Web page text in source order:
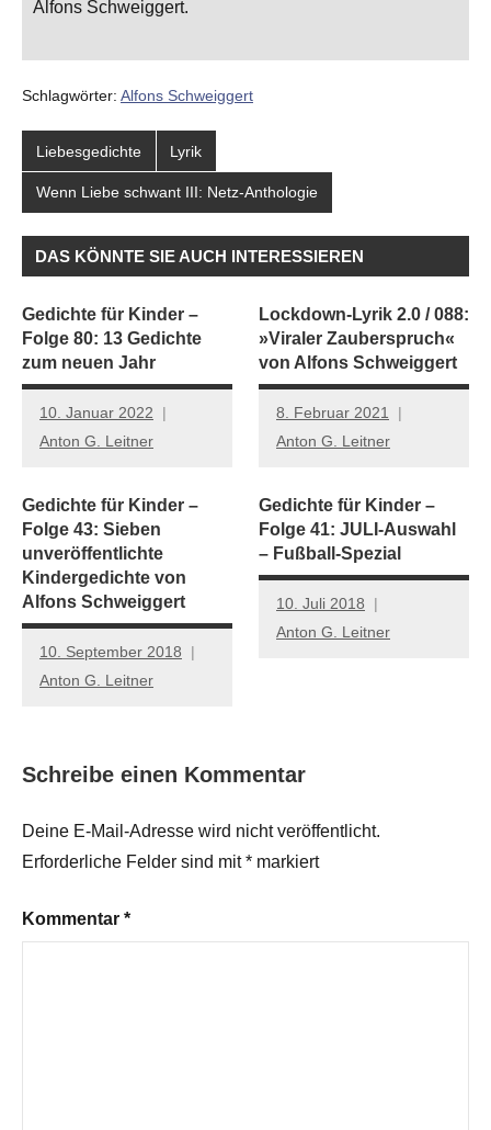
Alfons Schweiggert.
Schlagwörter: Alfons Schweiggert
Liebesgedichte Lyrik
Wenn Liebe schwant III: Netz-Anthologie
DAS KÖNNTE SIE AUCH INTERESSIEREN
Gedichte für Kinder –
Folge 80: 13 Gedichte
zum neuen Jahr
10. Januar 2022
Anton G. Leitner
Lockdown-Lyrik 2.0 / 088:
»Viraler Zauberspruch«
von Alfons Schweiggert
8. Februar 2021
Anton G. Leitner
Gedichte für Kinder –
Folge 43: Sieben
unveröffentlichte
Kindergedichte von
Alfons Schweiggert
10. September 2018
Anton G. Leitner
Gedichte für Kinder –
Folge 41: JULI-Auswahl
– Fußball-Spezial
10. Juli 2018
Anton G. Leitner
Schreibe einen Kommentar
Deine E-Mail-Adresse wird nicht veröffentlicht.
Erforderliche Felder sind mit* markiert
Kommentar *